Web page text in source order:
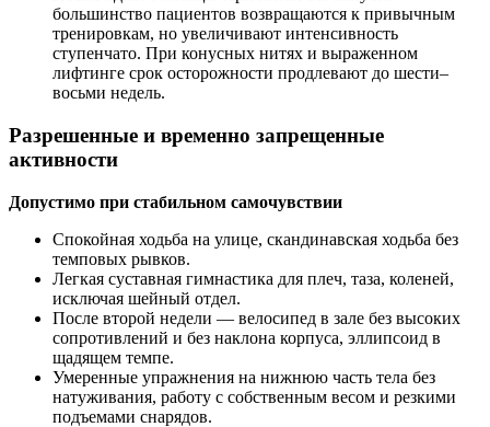
большинство пациентов возвращаются к привычным
тренировкам, но увеличивают интенсивность
ступенчато. При конусных нитях и выраженном
лифтинге срок осторожности продлевают до шести–
восьми недель.
Разрешенные и временно запрещенные
активности
Допустимо при стабильном самочувствии
Спокойная ходьба на улице, скандинавская ходьба без
темповых рывков.
Легкая суставная гимнастика для плеч, таза, коленей,
исключая шейный отдел.
После второй недели — велосипед в зале без высоких
сопротивлений и без наклона корпуса, эллипсоид в
щадящем темпе.
Умеренные упражнения на нижнюю часть тела без
натуживания, работу с собственным весом и резкими
подъемами снарядов.